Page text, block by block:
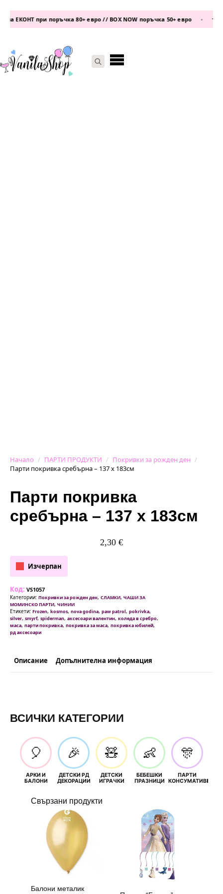
ЕКОНТ при поръчка 80+ евро // BOX NOW поръчка 50+ евро
Начало ПАРТИ ПРОДУКТИ
Покривки за рожден ден
Парти покривка сребърна – 137 х 183см
Парти покривка
сребърна – 137 х 183см
2,30 €
Изчерпан
Код: VS1057
Категории: Покривки за рожден ден, СЛАМКИ, ЧАШИ ЗА
МОМИНСКО ПАРТИ, ЧИНИИ
Етикети: Frozen, kosmos, nova godina, paw patrol, pokrivka,
silver, smyrf, spiderman, аксесоари валентин, коледа в сребро,
маса, парти покривка, покривка за маса, покривка юбилей,
рд аксесоари
Описание Допълнителна информация
ВСИЧКИ КАТЕГОРИИ
🎈
АРКИ И
БАЛОНИ
🎉
ДЕТСКИ РД
ДЕКОРАЦИИ
🧸
ДЕТСКИ
ИГРАЧКИ
👶
БЕБЕШКИ
ПРАЗНИЦИ
🎊
ПАРТИ
КОНСУМАТИВИ
Свързани продукти
Балони металик